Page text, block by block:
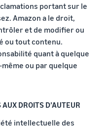
portant sur le
Amazon a le droit,
et de modifier ou
ou tout contenu.
quant à quelque
ou par quelque
DROITS D’AUTEUR
intellectuelle des